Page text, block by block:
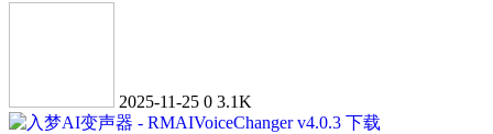
2025-11-25 0 3.1K